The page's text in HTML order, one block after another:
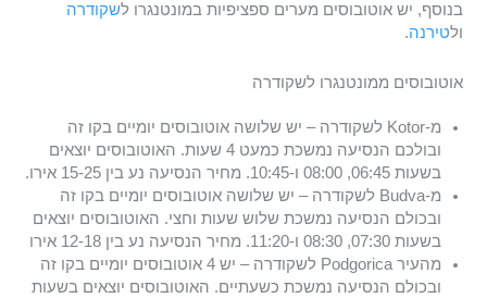
בנוסף, יש אוטובוסים מערים ספציפיות במונטנגרו לשקודרה
ולטירנה.
אוטובוסים ממונטנגרו לשקודרה
מ-Kotor לשקודרה – יש שלושה אוטובוסים יומיים בקו זה
ובולכם הנסיעה נמשכת כמעט 4 שעות. האוטובוסים יוצאים
בשעות 06:45, 08:00 ו-10:45. מחיר הנסיעה נע בין 15-25 אירו.
מ-Budva לשקודרה – יש שלושה אוטובוסים יומיים בקו זה
ובכולם הנסיעה נמשכת שלוש שעות וחצי. האוטובוסים יוצאים
בשעות 07:30, 08:30 ו-11:20. מחיר הנסיעה נע בין 12-18 אירו
מהעיר Podgorica לשקודרה – יש 4 אוטובוסים יומיים בקו זה
ובכולם הנסיעה נמשכת כשעתיים. האוטובוסים יוצאים בשעות